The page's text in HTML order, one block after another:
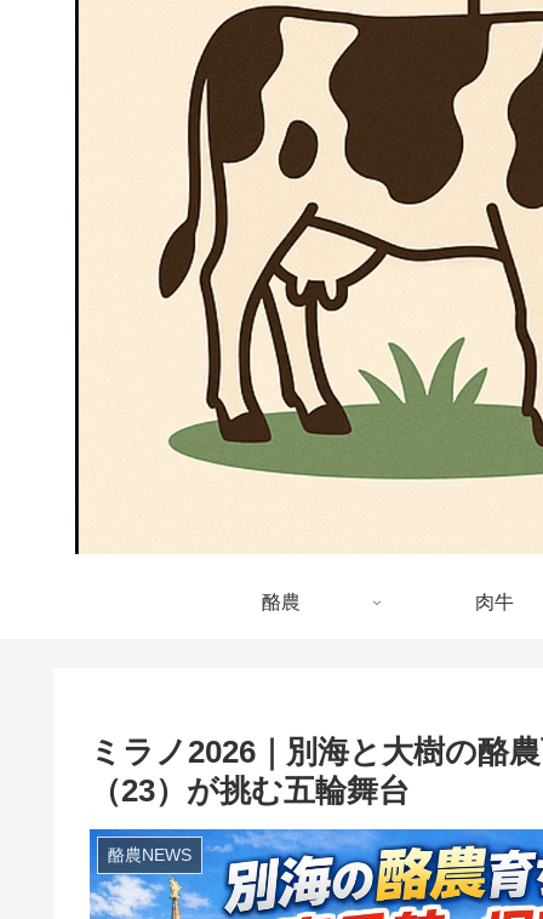
酪農 肉牛
ミラノ2026｜別海と大樹の酪
（23）が挑む五輪舞台
酪農NEWS